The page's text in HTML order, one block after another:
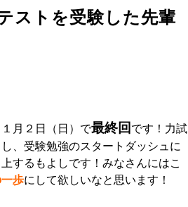
ストを受験した先輩
月２日（日）で最終回 です！力試
、受験勉強のスタートダッシュに
するもよしです！みなさんにはこ
歩にして欲しいなと思います！